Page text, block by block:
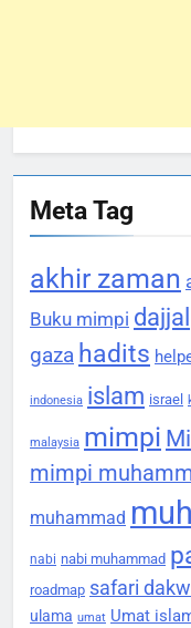
Meta Tag
akhir zaman
Buku mimpi dajjal
gaza hadits
indonesia islam israel
malaysia mimpi
mimpi
muhammad
nabi nabi muhammad
roadmap safari
ulama umat Umat